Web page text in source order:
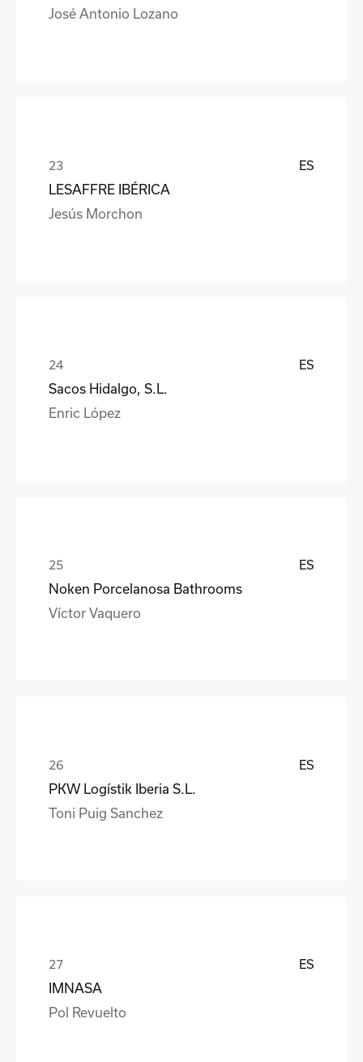
José Antonio Lozano
ES
LESAFFRE IBÉRICA
Jesús Morchon
ES
Sacos Hidalgo, S.L.
Enric López
ES
Noken Porcelanosa Bathrooms
Víctor Vaquero
ES
PKW Logístik Iberia S.L.
Toni Puig Sanchez
ES
IMNASA
Pol Revuelto